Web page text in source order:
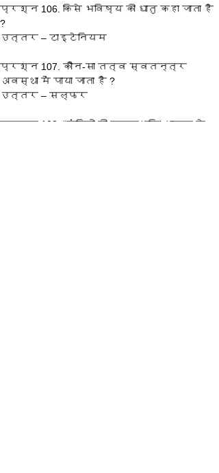
प्रश्‍न 106. किसे भविष्य की धातु कहा जाता है
?
उत्तर – टाइटेनियम
प्रश्‍न 107. कौन-सा तत्व स्वतन्त्र
अवस्था में पाया जाता है ?
उत्तर – सल्फर
प्रश्‍न 108. “मंदिरो की पुण्यभूमि” भारत के